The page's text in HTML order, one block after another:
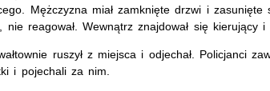
Mężczyzna miał zamknięte drzwi i zasunięte
reagował. Wewnątrz znajdował się kierujący i
ruszył z miejsca i odjechał. Policjanci
i pojechali za nim.